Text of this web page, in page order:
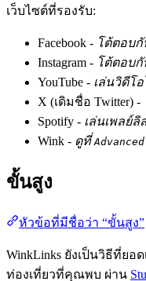
เว็บไซต์ที่รองรับ:
Facebook - โต้ตอบ
Instagram - โต้ตอบ
YouTube - เล่นวิดีโอ
X (เดิมชื่อ Twitter) -
Spotify - เล่นเพลย์
Wink - ดูที่Advanced
ขั้นสูง
หัวข้อที่มีชื่อว่า “ขั้นสูง”
WinkLinks ยังเป็นวิธีที่ยอ
ท่องเที่ยวที่คุณพบ ผ่าน